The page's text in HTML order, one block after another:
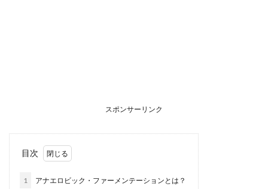
スポンサーリンク
目次
1 アナエロビック・ファーメンテーションとは？